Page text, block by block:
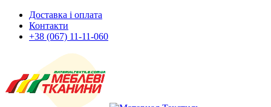
Доставка і оплата
Контакти
+38 (067) 11-11-060